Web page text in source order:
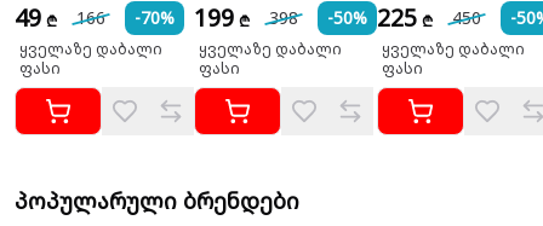
49 ₾ 166 -70%
ყველაზე დაბალი
ფასი
199 ₾ 398 -50%
ყველაზე დაბალი
ფასი
225 ₾ 450 -
ყველაზე დაბალი
ფასი
პოპულარული ბრენდები